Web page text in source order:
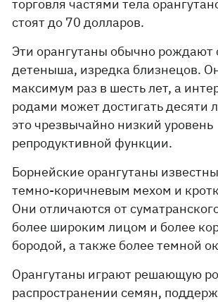
торговля частями тела
стоят до 70 долларов.
Эти орангутаны обычно рождают
детеныша, изредка близнецов.
максимум раз в шесть лет, а
родами может достигать десяти
это чрезвычайно низкий уровень
репродуктивной функции.
Борнейские орангутаны
темно-коричневым мехом и
Они отличаются от
более широким лицом и более
бородой, а также более темной
Орангутаны играют решающую
распространении семян,